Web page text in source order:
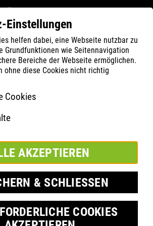
Einstellungen
helfen dabei, eine Webseite nutzbar zu
Grundfunktionen wie Seitennavigation
Bereiche der Webseite ermöglichen.
ohne diese Cookies nicht richtig
Cookies
AKZEPTIEREN
& SCHLIESSEN
COOKIES
Know-How
KÍNÁLÓ RENDSZERE